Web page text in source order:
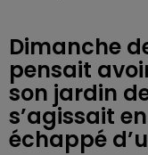
Dimanche
pensait
son jardin
s’agissait
échappé